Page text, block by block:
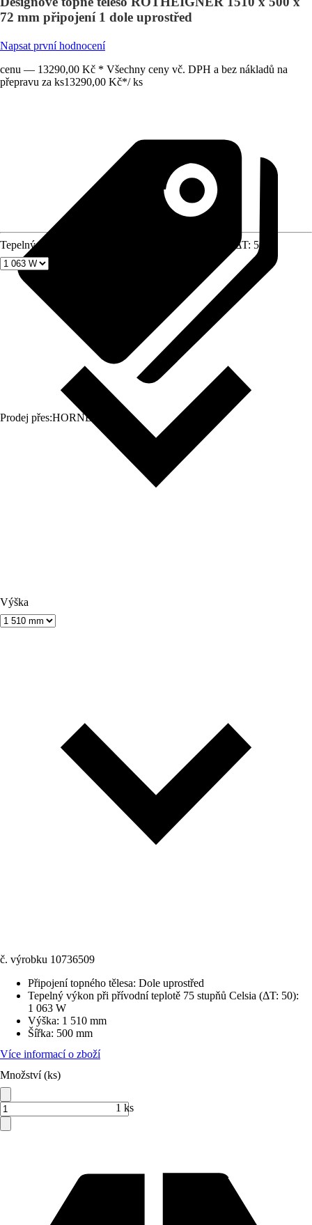
72 mm připojení 1 dole uprostřed
Napsat první hodnocení
cenu — 13290,00 Kč * Všechny ceny vč. DPH a bez nákladů na
přepravu za ks13290,00 Kč*/ ks
Prodej přes:HORNBACH
Tepelný výkon při přívodní teplotě 75 stupňů Celsia (ΔT: 50)
Výška
č. výrobku 10736509
Připojení topného tělesa: Dole uprostřed
Tepelný výkon při přívodní teplotě 75 stupňů Celsia (ΔT: 50):
1 063 W
Výška: 1 510 mm
Šířka: 500 mm
Více informací o zboží
Množství (ks)
1 ks